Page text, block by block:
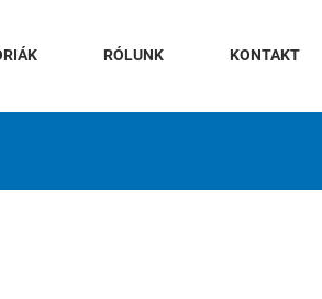
RÓLUNK KONTAKT